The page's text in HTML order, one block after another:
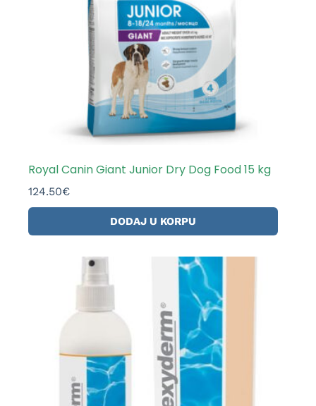
Royal Canin Giant Junior Dry Dog Food 15 kg
124.50€
DODAJ U KORPU